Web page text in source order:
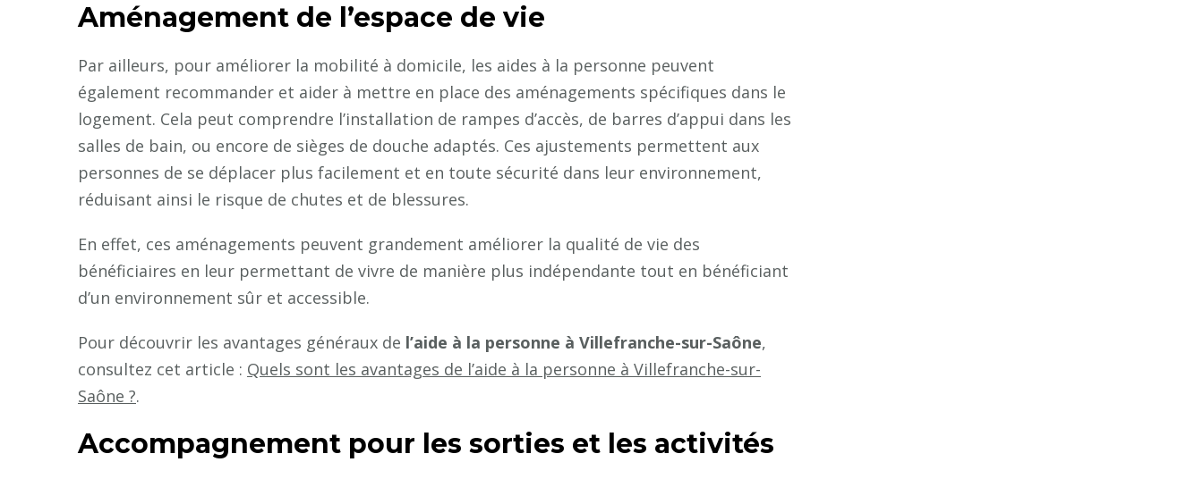
Aménagement de l’espace de vie
Par ailleurs, pour améliorer la mobilité à domicile, les aides à la personne peuvent
également recommander et aider à mettre en place des aménagements spécifiques dans le
logement. Cela peut comprendre l’installation de rampes d’accès, de barres d’appui dans les
salles de bain, ou encore de sièges de douche adaptés. Ces ajustements permettent aux
personnes de se déplacer plus facilement et en toute sécurité dans leur environnement,
réduisant ainsi le risque de chutes et de blessures.
En effet, ces aménagements peuvent grandement améliorer la qualité de vie des
bénéficiaires en leur permettant de vivre de manière plus indépendante tout en bénéficiant
d’un environnement sûr et accessible.
Pour découvrir les avantages généraux de l’aide à la personne à Villefranche-sur-Saône,
consultez cet article : Quels sont les avantages de l’aide à la personne à Villefranche-sur-
Saône ?.
Accompagnement pour les sorties et les activités